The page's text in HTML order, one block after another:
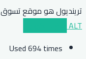
ترينديول هو موقع
ALT
Used 694 times